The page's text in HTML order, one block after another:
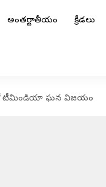
అంతర్జాతీయం క్రీడలు
టీమిండియా ఘన విజయం